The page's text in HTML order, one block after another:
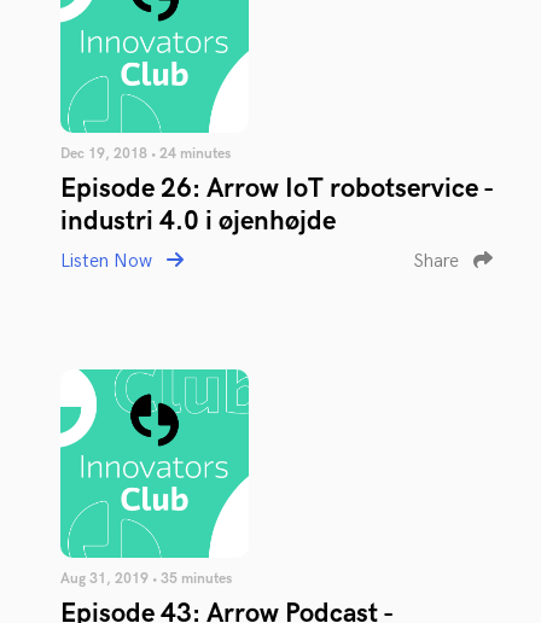
Dec 19, 2018 • 24 minutes
Episode 26: Arrow IoT robotservice -
industri 4.0 i øjenhøjde
Listen Now Share
Aug 31, 2019 • 35 minutes
Episode 43: Arrow Podcast -